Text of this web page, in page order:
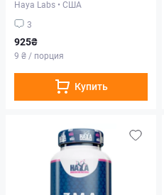
Haya Labs • США
3
925₴
9 ₴ / порция
Купить